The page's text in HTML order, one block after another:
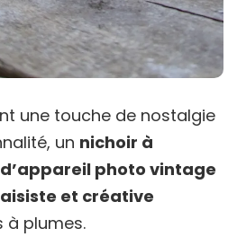
une touche de nostalgie
un nichoir à
photo vintage
et créative
à plumes.